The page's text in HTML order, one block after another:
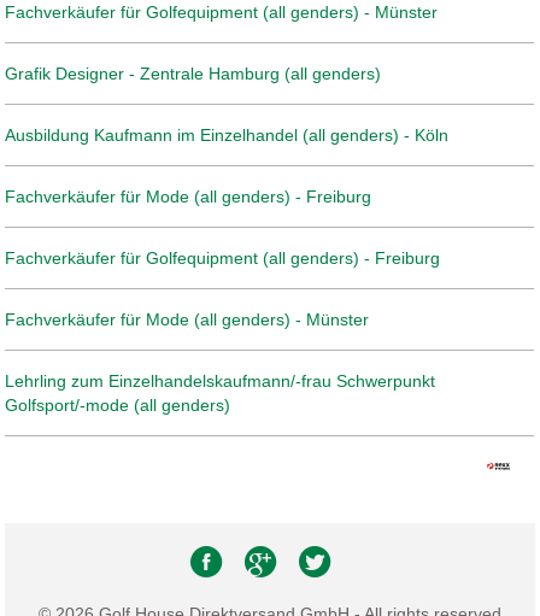
Fachverkäufer für Golfequipment (all genders) - Münster
Grafik Designer - Zentrale Hamburg (all genders)
Ausbildung Kaufmann im Einzelhandel (all genders) - Köln
Fachverkäufer für Mode (all genders) - Freiburg
Fachverkäufer für Golfequipment (all genders) - Freiburg
Fachverkäufer für Mode (all genders) - Münster
Lehrling zum Einzelhandelskaufmann/-frau Schwerpunkt
Golfsport/-mode (all genders)